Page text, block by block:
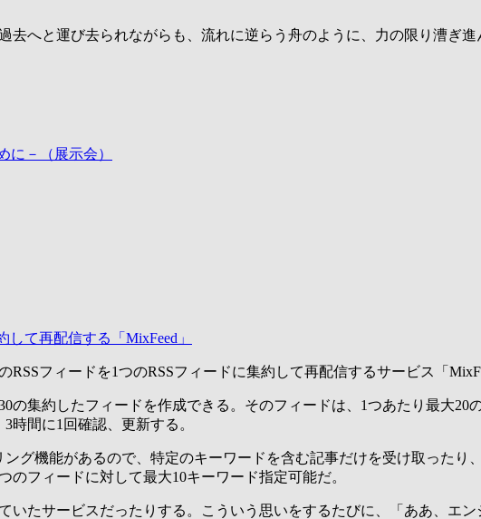
去へと運び去られながらも、流れに逆らう舟のように、力の限り漕ぎ進
に－（展示会）
て再配信する「MixFeed」
RSSフィードを1つのRSSフィードに集約して再配信するサービス「
の集約したフィードを作成できる。そのフィードは、1つあたり最大
時間に1回確認、更新する。
グ機能があるので、特定のキーワードを含む記事だけを受け取った
のフィードに対して最大10キーワード指定可能だ。
いたサービスだったりする。こういう思いをするたびに、「ああ、エ